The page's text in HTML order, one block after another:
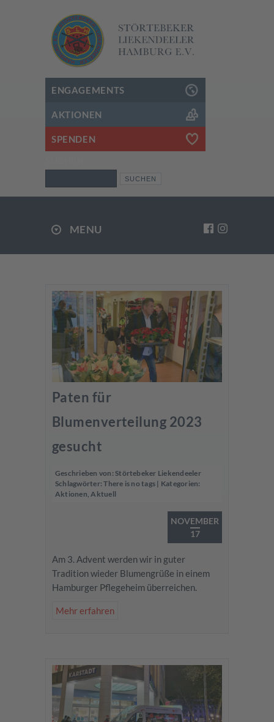
ENGAGEMENTS
AKTIONEN
SPENDEN
MENU
Paten für
Blumenverteilung 2023
gesucht
Geschrieben von: Störtebeker Liekendeeler
Schlagwörter:There is no tags | Kategorien:
Aktionen Aktuell
NOVEMBER
17
Am 3. Advent werden wir in guter
Tradition wieder Blumengrüße in einem
Hamburger Pflegeheim überreichen.
Mehr erfahren